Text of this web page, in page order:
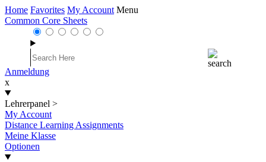
Home Favorites My Account Menu
Common Core Sheets
Anmeldung
x
Lehrerpanel >
My Account
Distance Learning Assignments
Meine Klasse
Optionen